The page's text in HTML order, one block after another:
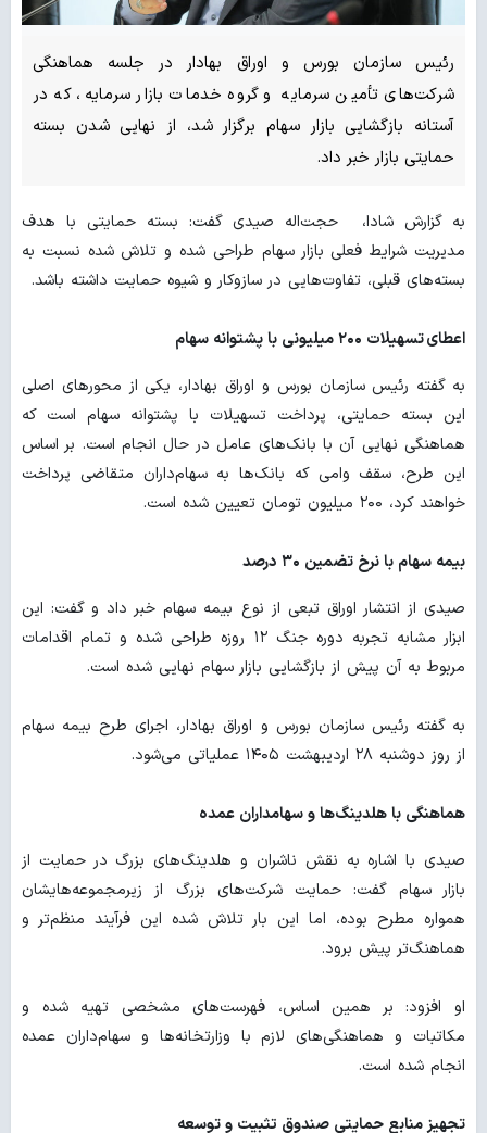
رئیس سازمان بورس و اوراق بهادار در جلسه هماهنگی
شرکت‌های تأمین سرمایه و گروه خدمات بازار سرمایه، که در
آستانه بازگشایی بازار سهام برگزار شد، از نهایی شدن بسته
حمایتی بازار خبر داد.
به گزارش شادا، حجت‌اله صیدی گفت: بسته حمایتی با هدف
مدیریت شرایط فعلی بازار سهام طراحی شده و تلاش شده نسبت به
بسته‌های قبلی، تفاوت‌هایی در سازوکار و شیوه حمایت داشته باشد.
اعطایتسهیلات ۲۰۰ میلیونی با پشتوانه سهام
به گفته رئیس سازمان بورس و اوراق بهادار، یکی از محورهای اصلی
این بسته حمایتی، پرداخت تسهیلات با پشتوانه سهام است که
هماهنگی نهایی آن با بانک‌های عامل در حال انجام است. بر اساس
این طرح، سقف وامی که بانک‌ها به سهام‌داران متقاضی پرداخت
خواهند کرد، ۲۰۰ میلیون تومان تعیین شده است.
بیمه سهام با نرخ تضمین ۳۰ درصد
صیدی از انتشار اوراق تبعی از نوع بیمه سهام خبر داد و گفت: این
ابزار مشابه تجربه دوره جنگ ۱۲ روزه طراحی شده و تمام اقدامات
مربوط به آن پیش از بازگشایی بازار سهام نهایی شده است.
به گفته رئیس سازمان بورس و اوراق بهادار، اجرای طرح بیمه سهام
از روز دوشنبه ۲۸ اردیبهشت ۱۴۰۵ عملیاتی می‌شود.
هماهنگی با هلدینگ‌ها و سهامداران عمده
صیدی با اشاره به نقش ناشران و هلدینگ‌های بزرگ در حمایت از
بازار سهام گفت: حمایت شرکت‌های بزرگ از زیرمجموعه‌هایشان
همواره مطرح بوده، اما این بار تلاش شده این فرآیند منظم‌تر و
هماهنگ‌تر پیش برود.
او افزود: بر همین اساس، فهرست‌های مشخصی تهیه شده و
مکاتبات و هماهنگی‌های لازم با وزارتخانه‌ها و سهام‌داران عمده
انجام شده است.
تجهیز منابع حمایتی صندوق تثبیت و توسعه